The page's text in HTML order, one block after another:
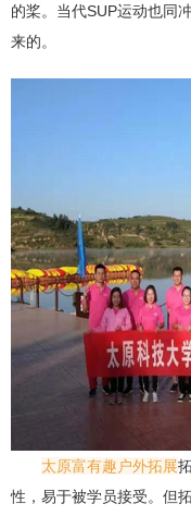
的桨。当代SUP运动也同
来的。
太原富有趣户外拓展
性，易于被学员接受。但